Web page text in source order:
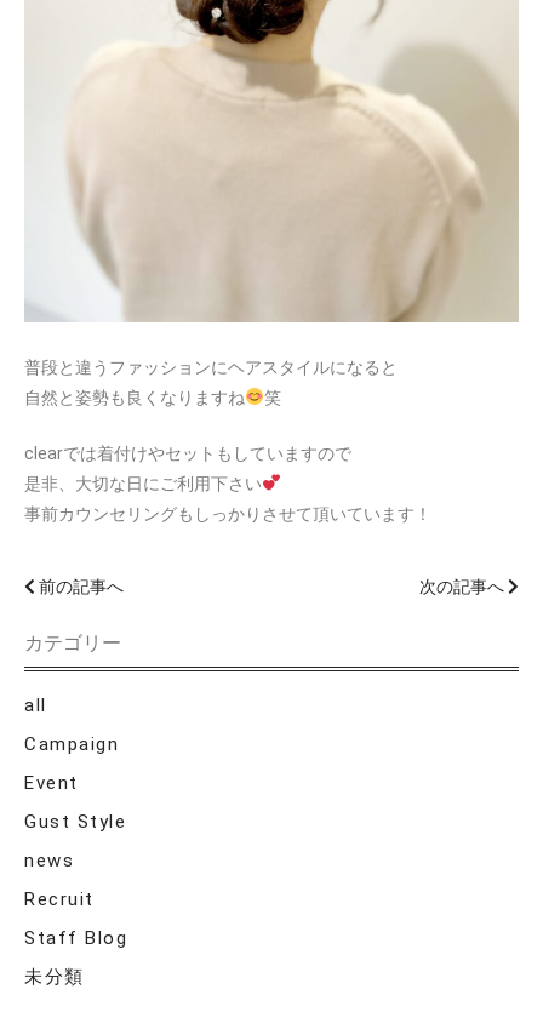
普段と違うファッションにヘアスタイルになると
自然と姿勢も良くなりますね
笑
clearでは着付けやセットもしていますので
是非、大切な日にご利用下さい
事前カウンセリングもしっかりさせて頂いています！
前の記事へ 次の記事へ
カテゴリー
all
Campaign
Event
Gust Style
news
Recruit
Staff Blog
未分類